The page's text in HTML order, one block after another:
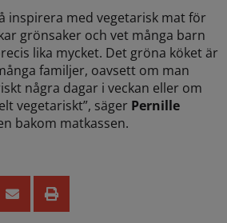
inspirera med vegetarisk mat för
grönsaker och vet många barn
lika mycket. Det gröna köket är
familjer, oavsett om man
några dagar i veckan eller om
vegetariskt”, säger Pernille
bakom matkassen.